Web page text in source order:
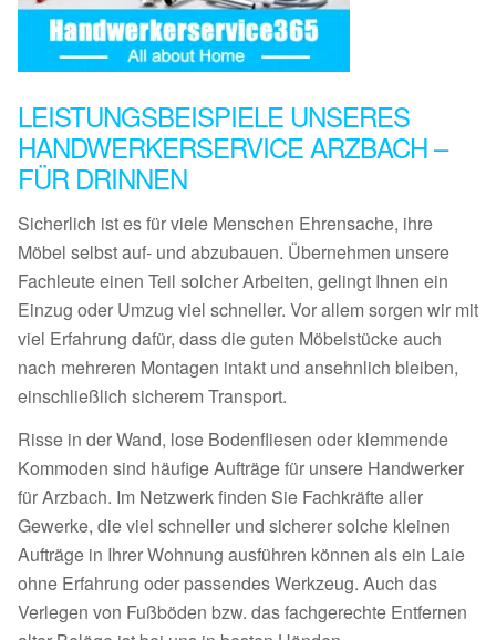
LEISTUNGSBEISPIELE UNSERES
HANDWERKERSERVICE ARZBACH –
FÜR DRINNEN
Sicherlich ist es für viele Menschen Ehrensache, ihre
Möbel selbst auf- und abzubauen. Übernehmen unsere
Fachleute einen Teil solcher Arbeiten, gelingt Ihnen ein
Einzug oder Umzug viel schneller. Vor allem sorgen wir mit
viel Erfahrung dafür, dass die guten Möbelstücke auch
nach mehreren Montagen intakt und ansehnlich bleiben,
einschließlich sicherem Transport.
Risse in der Wand, lose Bodenfliesen oder klemmende
Kommoden sind häufige Aufträge für unsere Handwerker
für Arzbach. Im Netzwerk finden Sie Fachkräfte aller
Gewerke, die viel schneller und sicherer solche kleinen
Aufträge in Ihrer Wohnung ausführen können als ein Laie
ohne Erfahrung oder passendes Werkzeug. Auch das
Verlegen von Fußböden bzw. das fachgerechte Entfernen